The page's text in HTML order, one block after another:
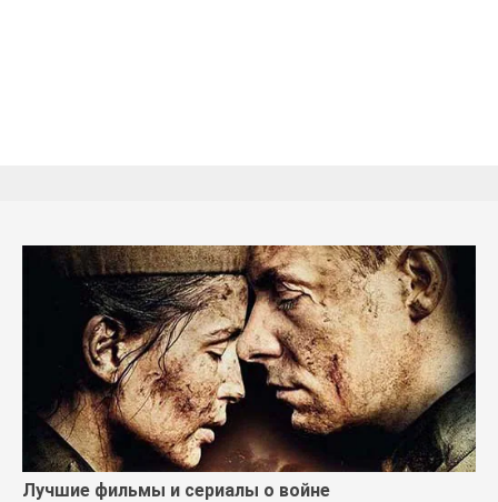
Лучшие фильмы и сериалы о войне